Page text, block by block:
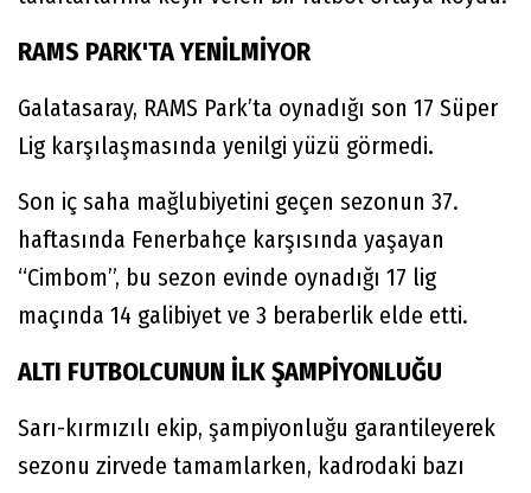
RAMS PARK'TA YENİLMİYOR
Galatasaray, RAMS Park’ta oynadığı son 17 Süper
Lig karşılaşmasında yenilgi yüzü görmedi.
Son iç saha mağlubiyetini geçen sezonun 37.
haftasında Fenerbahçe karşısında yaşayan
“Cimbom”, bu sezon evinde oynadığı 17 lig
maçında 14 galibiyet ve 3 beraberlik elde etti.
ALTI FUTBOLCUNUN İLK ŞAMPİYONLUĞU
Sarı-kırmızılı ekip, şampiyonluğu garantileyerek
sezonu zirvede tamamlarken, kadrodaki bazı